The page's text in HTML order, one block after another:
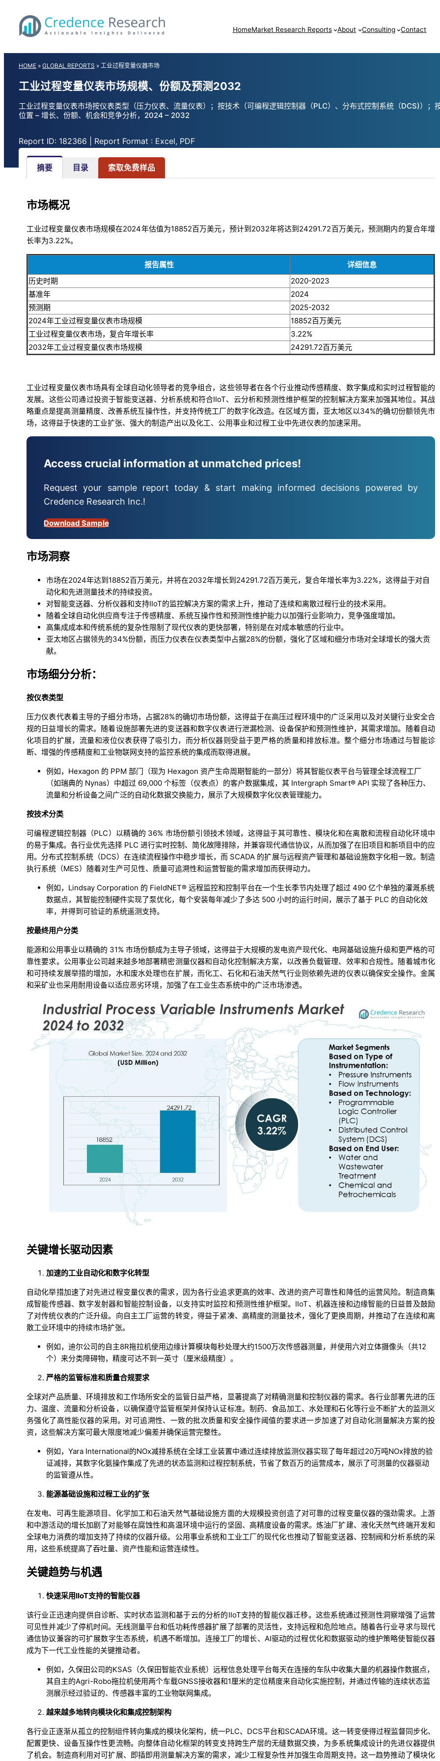
content
HomeMarket Research Reports About Consulting Contact
HOME » GLOBAL REPORTS » 工业过程变量仪器市场
工业过程变量仪表市场规模、份额及预测2032
工业过程变量仪表市场按仪表类型（压力仪表、流量仪表）；按技术（可编程逻辑控制器（PLC）、分布式控制系统（DCS)）；
位置 – 增长、份额、机会和竞争分析，2024 – 2032
Report ID: 182366 | Report Format : Excel, PDF
摘要 目录 索取免费样品
市场概况
工业过程变量仪表市场规模在2024年估值为18852百万美元，预计到2032年将达到24291.72百万美元，预测期内的复合年增
长率为3.22%。
报告属性
详细信息
历史时期
2020-2023
基准年
2024
预测期
2025-2032
2024年工业过程变量仪表市场规模
18852百万美元
工业过程变量仪表市场，复合年增长率
3.22%
2032年工业过程变量仪表市场规模
24291.72百万美元
工业过程变量仪表市场具有全球自动化领导者的竞争组合，这些领导者在各个行业推动传感精度、数字集成和实时过程智能的
发展。这些公司通过投资于智能变送器、分析系统和符合IIoT、云分析和预测性维护框架的控制解决方案来加强其地位。其战
略重点是提高测量精度、改善系统互操作性，并支持传统工厂的数字化改造。在区域方面，亚太地区以34%的确切份额领先市
场，这得益于快速的工业扩张、强大的制造产出以及化工、公用事业和过程工业中先进仪表的加速采用。
Access crucial information at unmatched prices!
Request your sample report today & start making informed decisions powered by
Credence Research Inc.!
Download Sample
市场洞察
市场在2024年达到18852百万美元，并将在2032年增长到24291.72百万美元，复合年增长率为3.22%，这得益于对自
动化和先进测量技术的持续投资。
对智能变送器、分析仪器和支持IIoT的监控解决方案的需求上升，推动了连续和离散过程行业的技术采用。
随着全球自动化供应商专注于传感精度、系统互操作性和预测性维护能力以加强行业影响力，竞争强度增加。
高集成成本和传统系统的复杂性限制了现代仪表的更快部署，特别是在对成本敏感的行业中。
亚太地区占据领先的34%份额，而压力仪表在仪表类型中占据28%的份额，强化了区域和细分市场对全球增长的强大贡
献。
市场细分分析：
按仪表类型
压力仪表代表着主导的子细分市场，占据28%的确切市场份额，这得益于在高压过程环境中的广泛采用以及对关键行业安全合
规的日益增长的需求。随着设施部署先进的变送器和数字仪表进行泄漏检测、设备保护和预测性维护，其需求增加。随着自动
化项目的扩展，流量和液位仪表获得了吸引力，而分析仪器则受益于更严格的质量和排放标准。整个细分市场通过与智能诊
断、增强的传感精度和工业物联网支持的监控系统的集成而取得进展。
例如，Hexagon 的 PPM 部门（现为 Hexagon 资产生命周期智能的一部分）将其智能仪表平台与管理全球流程工厂
（如瑞典的 Nynas）中超过 69,000 个标签（仪表点）的客户数据集成，其 Intergraph Smart® API 实现了各种压力、
流量和分析设备之间广泛的自动化数据交换能力，展示了大规模数字化仪表管理能力。
按技术分类
可编程逻辑控制器（PLC）以精确的 36% 市场份额引领技术领域，这得益于其可靠性、模块化和在离散和流程自动化环境中
的易于集成。各行业优先选择 PLC 进行实时控制、简化故障排除，并兼容现代通信协议，从而加强了在旧项目和新项目中的应
用。分布式控制系统（DCS）在连续流程操作中稳步增长，而 SCADA 的扩展与远程资产管理和基础设施数字化相一致。制造
执行系统（MES）随着对生产可见性、质量可追溯性和运营智能的需求增加而获得动力。
例如，Lindsay Corporation 的 FieldNET® 远程监控和控制平台在一个生长季节内处理了超过 490 亿个单独的灌溉系统
数据点，其智能控制硬件实现了泵优化，每个安装每年减少了多达 500 小时的运行时间，展示了基于 PLC 的自动化效
率，并得到可验证的系统遥测支持。
按最终用户分类
能源和公用事业以精确的 31% 市场份额成为主导子领域，这得益于大规模的发电资产现代化、电网基础设施升级和更严格的可
靠性要求。公用事业公司越来越多地部署精密测量仪器和自动化控制解决方案，以改善负载管理、效率和合规性。随着城市化
和可持续发展举措的增加，水和废水处理也在扩展，而化工、石化和石油天然气行业则依赖先进的仪表以确保安全操作。金属
和采矿业也采用耐用设备以适应恶劣环境，加强了在工业生态系统中的广泛市场渗透。
关键增长驱动因素
加速的工业自动化和数字化转型
自动化举措加速了对先进过程变量仪表的需求，因为各行业追求更高的效率、改进的资产可靠性和降低的运营风险。制造商集
成智能传感器、数字发射器和智能控制设备，以支持实时监控和预测性维护框架。IIoT、机器连接和边缘智能的日益普及鼓励
了对传统仪表的广泛升级。向自主工厂运营的转变，得益于紧凑、高精度的测量技术，强化了更换周期，并推动了在连续和离
散工业环境中的持续市场扩张。
例如，迪尔公司的自主8R拖拉机使用边缘计算模块每秒处理大约1500万次传感器测量，并使用六对立体摄像头（共12
个）来分类障碍物，精度可达不到一英寸（厘米级精度）。
严格的监管标准和质量合规要求
全球对产品质量、环境排放和工作场所安全的监管日益严格，显著提高了对精确测量和控制仪器的需求。各行业部署先进的压
力、温度、流量和分析设备，以确保遵守监管框架并保持认证标准。制药、食品加工、水处理和石化等行业不断扩大的监测义
务强化了高性能仪器的采用。对可追溯性、一致的批次质量和安全操作阈值的要求进一步加速了对自动化测量解决方案的投
资，这些解决方案可最大限度地减少偏差并确保运营完整性。
例如，Yara International的NOx减排系统在全球工业装置中通过连续排放监测仪器实现了每年超过20万吨NOx排放的验
证减排，其数字化氨操作集成了先进的状态监测和过程控制系统，节省了数百万的运营成本，展示了可测量的仪器驱动
的监管遵从性。
能源基础设施和过程工业的扩张
在发电、可再生能源项目、化学加工和石油天然气基础设施方面的大规模投资创造了对可靠的过程变量仪器的强劲需求。上游
和中游活动的增长加剧了对能够在腐蚀性和高温环境中运行的坚固、高精度设备的需求。炼油厂扩建、液化天然气终端开发和
全球电力消费的增加支持了持续的仪器升级。公用事业系统和工业工厂的现代化也推动了智能变送器、控制阀和分析系统的采
用，这些系统提高了吞吐量、资产性能和运营连续性。
关键趋势与机遇
快速采用IIoT支持的智能仪器
该行业正迅速向提供自诊断、实时状态监测和基于云的分析的IIoT支持的智能仪器迁移。这些系统通过预测性洞察增强了运营
可见性并减少了停机时间。无线测量平台和低功耗传感器扩展了部署的灵活性，支持远程和危险地点。随着各行业寻求与现代
通信协议兼容的可扩展数字生态系统，机遇不断增加。连接工厂的增长、AI驱动的过程优化和数据驱动的维护策略使智能仪器
成为下一代工业性能的关键推动者。
例如，久保田公司的KSAS（久保田智能农业系统）远程信息处理平台每天在连接的车队中收集大量的机器操作数据点，
其自主的Agri-Robo拖拉机使用两个车载GNSS接收器和1厘米的定位精度来自动化实施控制，并通过传输的连续状态监
测展示经过验证的、传感器丰富的工业物联网集成。
越来越多地转向模块化和集成控制架构
各行业正逐渐从孤立的控制组件转向集成的模块化架构，统一PLC、DCS平台和SCADA环境。这一转变使得过程监督同步化、
配置更快、设备互操作性更流畅。向整体自动化框架的转变支持跨生产层的无缝数据交换，为多系统集成设计的先进仪器提供
了机会。制造商利用对可扩展、即插即用测量解决方案的需求，减少工程复杂性并加强生命周期支持。这一趋势推动了模块化